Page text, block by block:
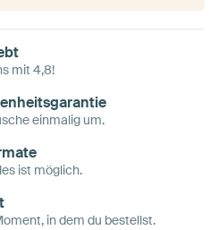
mit 4,8!
einmalig um.
ist möglich.
in dem du bestellst.